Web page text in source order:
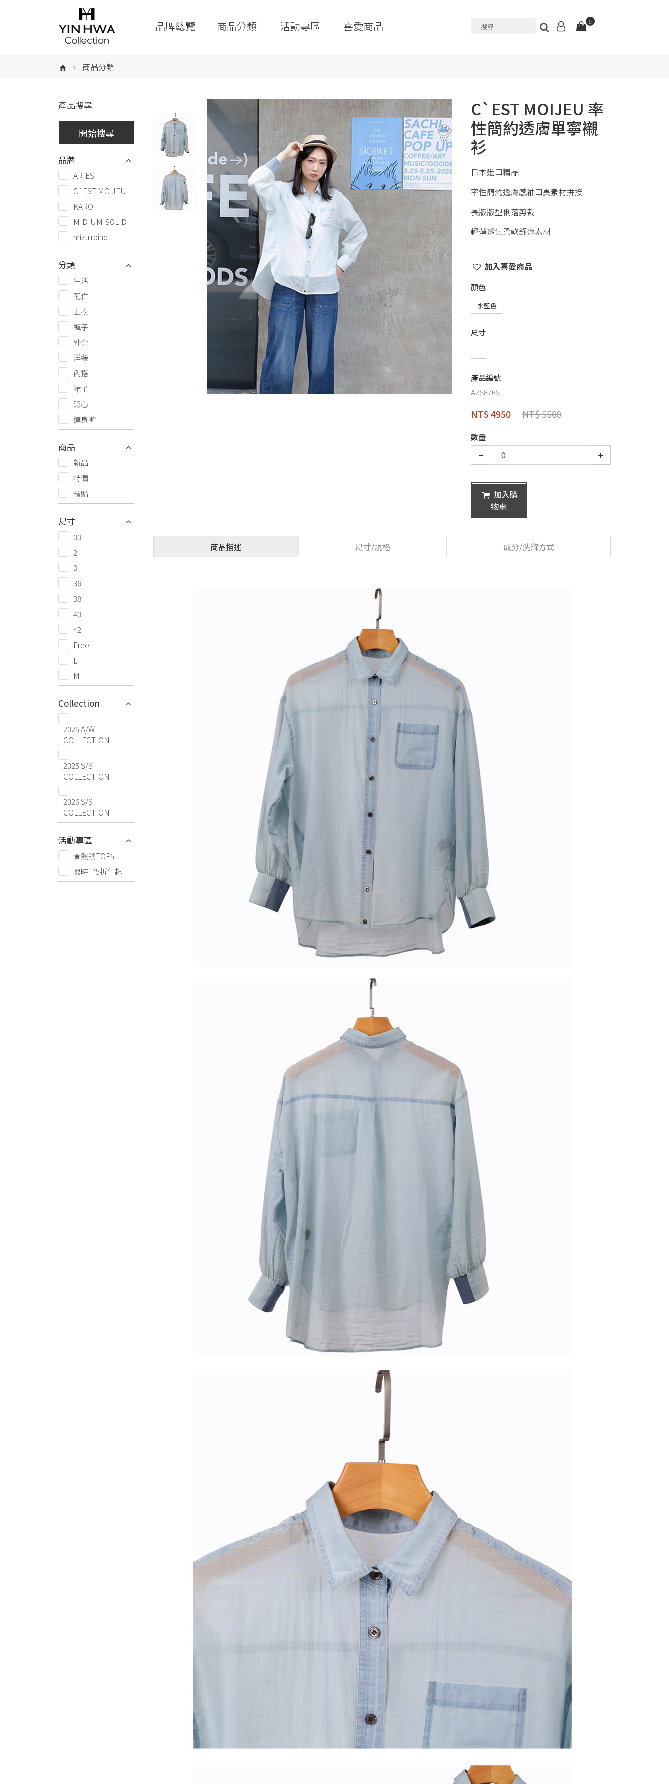
0
品牌總覽 商品分類 活動專區 喜愛商品
商品分類
產品搜尋
品牌
ARIES
C`EST MOIJEU
KARO
MIDIUMISOLID
mizuiroind
分類
生活
配件
上衣
褲子
外套
洋裝
內搭
裙子
背心
連身褲
商品
新品
特價
預購
尺寸
00
2
3
36
38
40
42
Free
L
M
Collection
2025 A/W
COLLECTION
2025 S/S
COLLECTION
2026 S/S
COLLECTION
活動專區
★熱銷TOP5
限時〝5折〞起
C`EST MOIJEU 率
性簡約透膚單寧襯
衫
日本進口精品
率性簡約透膚感袖口異素材拼接
長版版型俐落剪裁
輕薄透氣柔軟舒適素材
加入喜愛商品
顏色
水藍色
尺寸
F
產品編號
AZ58765
NT$ 4950 NT$ 5500
數量
加入購
物車
商品描述 尺寸/規格 成分/洗滌方式